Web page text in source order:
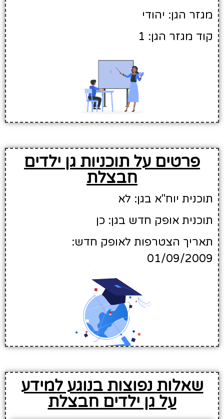
מגזר הגן: יהודי
קוד מגזר הגן: 1
פרטים על תוכניות גן ילדים
חבצלת
תוכנית יוח"א בגן: לא
תוכנית אופק חדש בגן: כן
תאריך הצטרפות לאופק חדש:
01/09/2009
שאלות נפוצות בנוגע למידע
על גן ילדים חבצלת